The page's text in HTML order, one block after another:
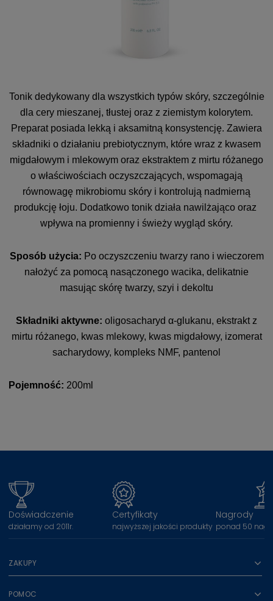
Tonik dedykowany dla wszystkich typów skóry, szczególnie
dla cery mieszanej, tłustej oraz z ziemistym kolorytem.
Preparat posiada lekką i aksamitną konsystencję. Zawiera
składniki o działaniu prebiotycznym, które wraz z kwasem
migdałowym i mlekowym oraz ekstraktem z mirtu różanego
o właściwościach oczyszczających, wspomagają
równowagę mikrobiomu skóry i kontrolują nadmierną
produkcję łoju. Dodatkowo tonik działa nawilżająco oraz
wpływa na promienny i świeży wygląd skóry.
Sposób użycia: Po oczyszczeniu twarzy rano i wieczorem
nałożyć za pomocą nasączonego wacika, delikatnie
masując skórę twarzy, szyi i dekoltu
Składniki aktywne: oligosacharyd α-glukanu, ekstrakt z
mirtu różanego, kwas mlekowy, kwas migdałowy, izomerat
sacharydowy, kompleks NMF, pantenol
Pojemność: 200ml
Doświadczenie
działamy od 2011r.
Certyfikaty
najwyższej jakości produkty
Nagrody
ponad 50
ZAKUPY
POMOC